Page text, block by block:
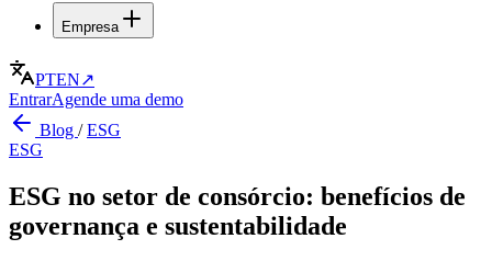
Empresa
PTEN↗
EntrarAgende uma demo
Blog /ESG
ESG
ESG no setor de consórcio: benefícios de
governança e sustentabilidade